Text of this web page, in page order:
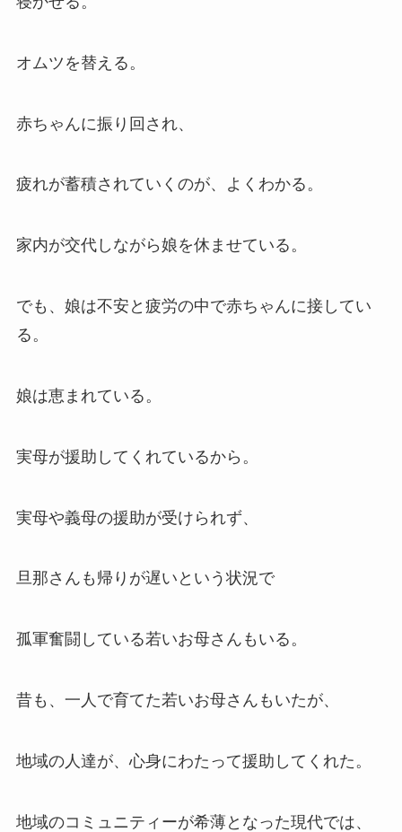
オムツを替える。
赤ちゃんに振り回され、
疲れが蓄積されていくのが、よくわかる。
家内が交代しながら娘を休ませている。
でも、娘は不安と疲労の中で赤ちゃんに接してい
る。
娘は恵まれている。
実母が援助してくれているから。
実母や義母の援助が受けられず、
旦那さんも帰りが遅いという状況で
孤軍奮闘している若いお母さんもいる。
昔も、一人で育てた若いお母さんもいたが、
地域の人達が、心身にわたって援助してくれた。
地域のコミュニティーが希薄となった現代では、